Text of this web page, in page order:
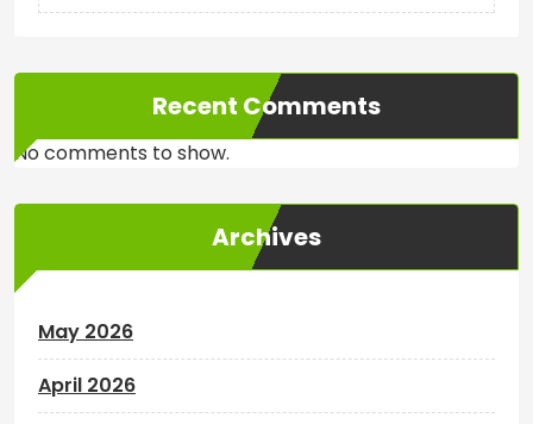
Recent Comments
No comments to show.
Archives
May 2026
April 2026